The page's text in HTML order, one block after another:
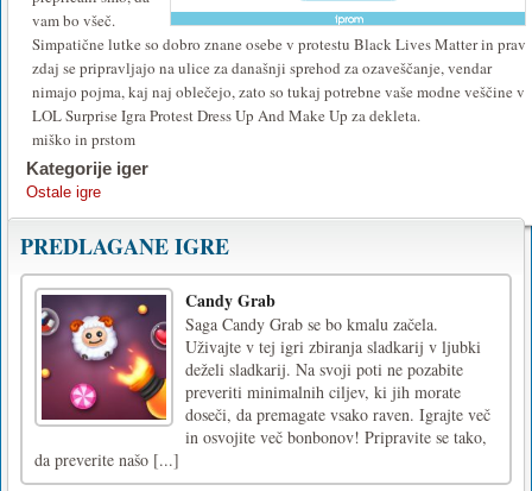
vam bo všeč.
Simpatične lutke so dobro znane osebe v protestu Black Lives Matter in prav
zdaj se pripravljajo na ulice za današnji sprehod za ozaveščanje, vendar
nimajo pojma, kaj naj oblečejo, zato so tukaj potrebne vaše modne veščine v
LOL Surprise Igra Protest Dress Up And Make Up za dekleta.
miško in prstom
Kategorije iger
Ostale igre
PREDLAGANE IGRE
Candy Grab
Saga Candy Grab se bo kmalu začela.
Uživajte v tej igri zbiranja sladkarij v ljubki
deželi sladkarij. Na svoji poti ne pozabite
preveriti minimalnih ciljev, ki jih morate
doseči, da premagate vsako raven. Igrajte več
in osvojite več bonbonov! Pripravite se tako,
da preverite našo [...]